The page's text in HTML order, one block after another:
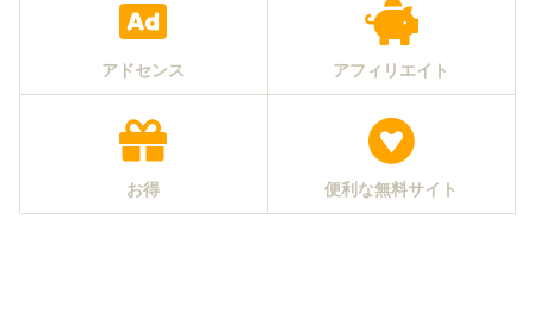
アドセンス アフィリエイト
お得 便利な無料サイト